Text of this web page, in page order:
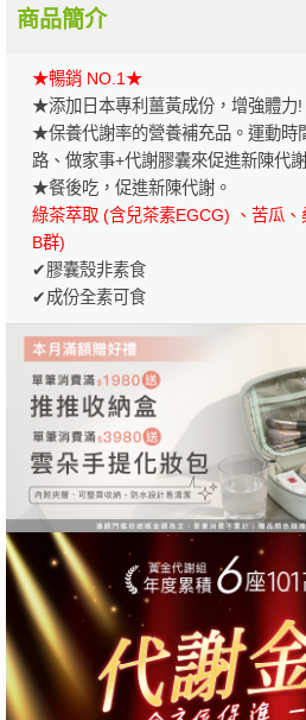
商品簡介
★暢銷 NO.1★
★添加日本專利薑黃成份，增強體力!
★保養代謝率的營養補充品。運動時
路、做家事+代謝膠囊來促進新陳代謝
★餐後吃，促進新陳代謝。
綠茶萃取 (含兒茶素EGCG) 、苦瓜
B群)
✔膠囊殼非素食
✔成份全素可食